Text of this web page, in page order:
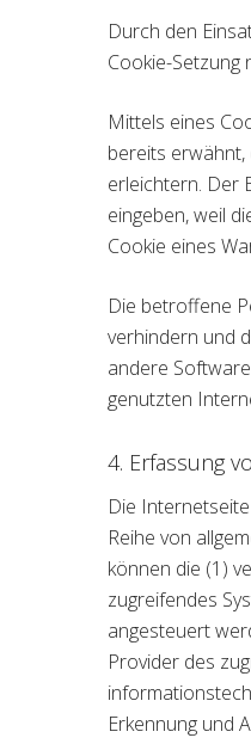
Durch den
Cookie-Setzung
Mittels eines
bereits
erleichtern. Der
eingeben, weil
Cookie eines
Die betroffene
verhindern und
andere
genutzten
4. Erfassung
Die
Reihe von
können die (1)
zugreifendes
angesteuert
Provider des
Erkennung und